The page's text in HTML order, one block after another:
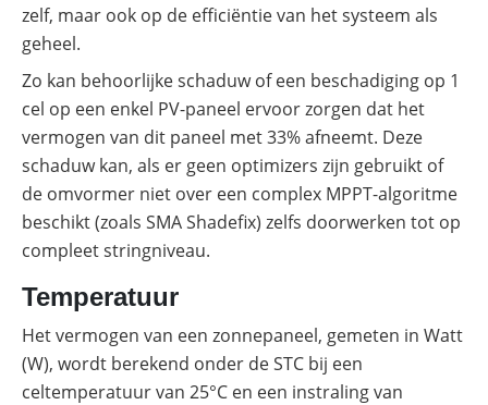
zelf, maar ook op de efficiëntie van het systeem als
geheel.
Zo kan behoorlijke schaduw of een beschadiging op 1
cel op een enkel PV-paneel ervoor zorgen dat het
vermogen van dit paneel met 33% afneemt. Deze
schaduw kan, als er geen optimizers zijn gebruikt of
de omvormer niet over een complex MPPT-algoritme
beschikt (zoals SMA Shadefix) zelfs doorwerken tot op
compleet stringniveau.
Temperatuur
Het vermogen van een zonnepaneel, gemeten in Watt
(W), wordt berekend onder de STC bij een
celtemperatuur van 25°C en een instraling van